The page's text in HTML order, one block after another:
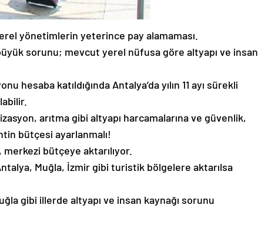
yönetimlerin yeterince pay alamaması.
sorunu; mevcut yerel nüfusa göre altyapı ve insan
hesaba katıldığında Antalya’da yılın 11 ayı sürekli
arıtma gibi altyapı harcamalarına ve güvenlik,
bütçesi ayarlanmalı!
bütçeye aktarılıyor.
Muğla, İzmir gibi turistik bölgelere aktarılsa
gibi illerde altyapı ve insan kaynağı sorunu